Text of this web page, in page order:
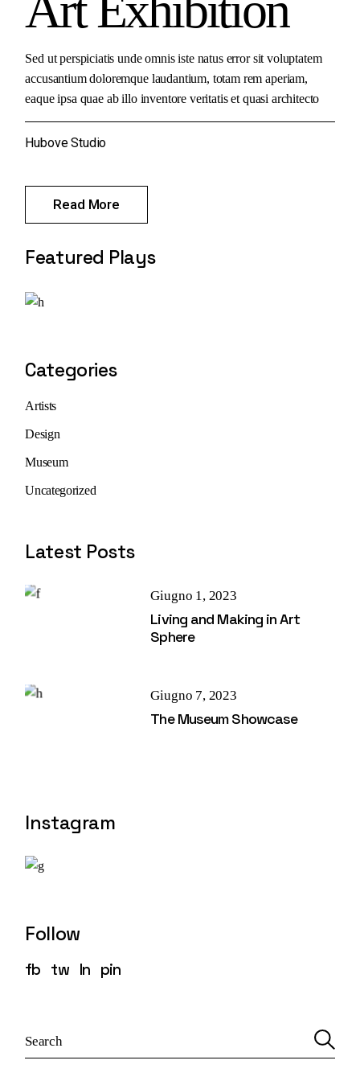
Sed ut perspiciatis unde omnis iste natus error sit voluptatem
accusantium doloremque laudantium, totam rem aperiam,
eaque ipsa quae ab illo inventore veritatis et quasi architecto
Read More
Hubove Studio
Featured Plays
Categories
Artists
Design
Museum
Uncategorized
Latest Posts
Giugno 1, 2023
Living and Making in Art
Sphere
Giugno 7, 2023
The Museum Showcase
Instagram
Follow
fb tw ln pin
e
a